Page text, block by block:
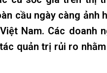
cầu ngày càng ảnh
Nam. Các doanh
quản trị rủi ro